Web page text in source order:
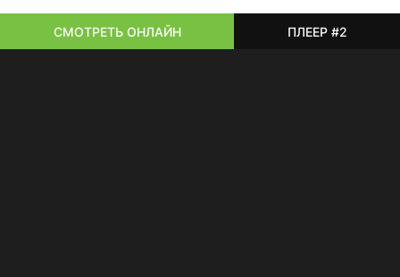
СМОТРЕТЬ ОНЛАЙН ПЛЕЕР #2